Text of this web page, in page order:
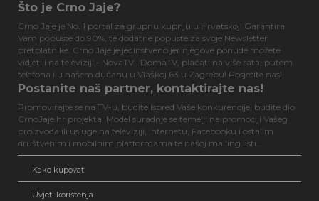
Što je Crno Jaje?
Crno Jaje je No. 1 portal za grupnu kupnju u Hrvatskoj! Garantira
Vam popuste do 90%, te dodatne popuste za svoje Newsletter
pretplatnike. Crno Jaje je jedinstveno jer njegove ponude možete
vidjeti i na televiziji - NovaTV i DomaTV, plaćati na više rata, putem
telefona i u našem dućanu u Vlaškoj 63 u Zagrebu! Posjetite nas!
Postanite naš partner, kontaktirajte nas!
Promovirajte se na TV-u, budite ispred Vaše konkurencije, budite dio
CrnoJaje.hr projekta! Model suradnje se temelji na promociji Vašeg
proizvoda ili usluge na televiziji, internetu, Facebooku i ostalim
društvenim i mobilnim platformama te našoj mailing listi...
Kako kupovati
Uvjeti korištenja